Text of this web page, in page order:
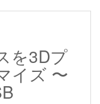
を3Dプ
イズ 〜